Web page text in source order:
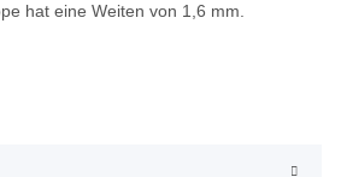
hat eine Weiten von 1,6 mm.